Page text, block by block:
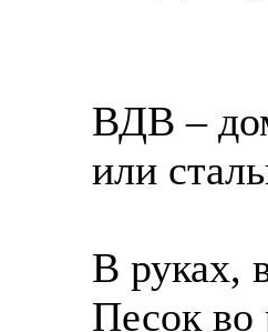
ВДВ –
или
В руках,
Песок